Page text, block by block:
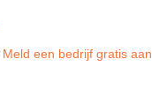
Meld een bedrijf gratis aan